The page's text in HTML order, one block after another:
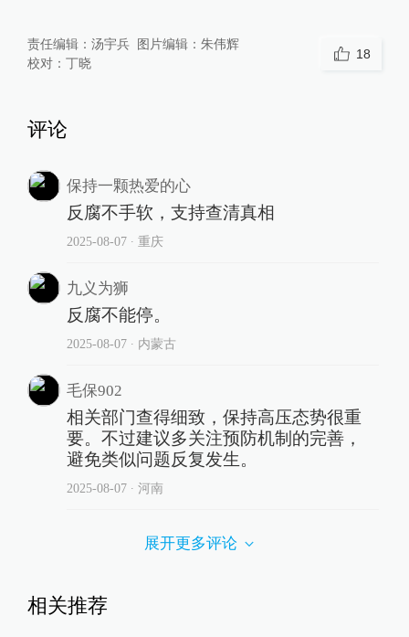
责任编辑： 汤宇兵 图片编辑： 朱伟辉
校对： 丁晓
18
评论
保持一颗热爱的心
反腐不手软，支持查清真相
2025-08-07∙ 重庆
九义为狮
反腐不能停。
2025-08-07∙ 内蒙古
毛保902
相关部门查得细致，保持高压态势很重
要。不过建议多关注预防机制的完善，
避免类似问题反复发生。
2025-08-07∙ 河南
展开更多评论
相关推荐